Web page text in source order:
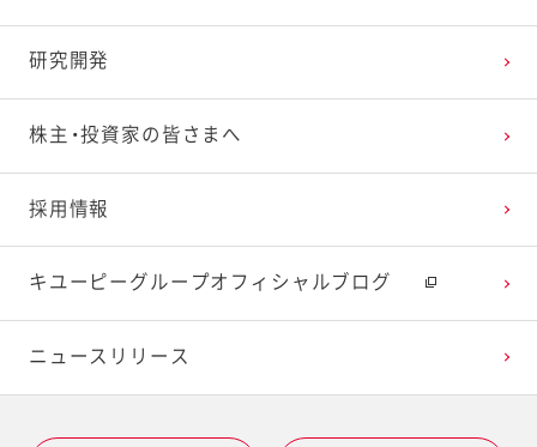
研究開発
株主・投資家の皆さまへ
採用情報
キユーピーグループオフィシャルブログ
ニュースリリース